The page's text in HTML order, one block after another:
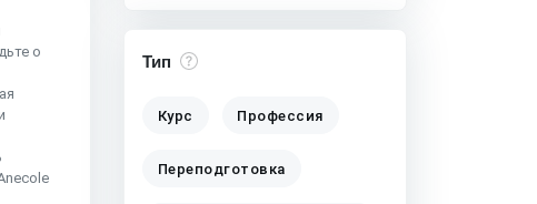
о
Тип
Курс Профессия
Переподготовка